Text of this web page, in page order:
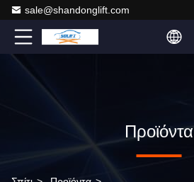
sale@shandonglift.com
Προϊόντα